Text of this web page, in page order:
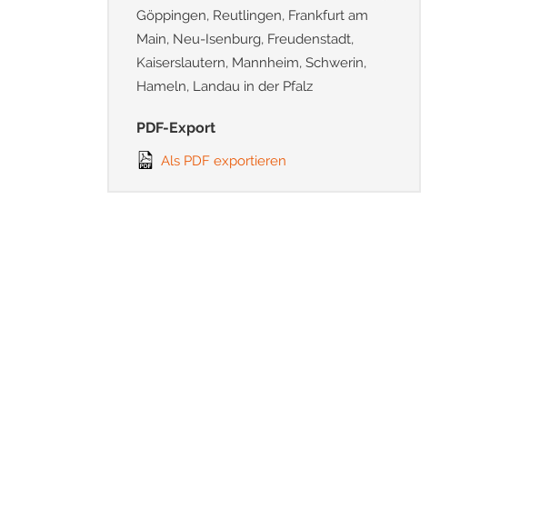
Göppingen, Reutlingen, Frankfurt am
Main, Neu-Isenburg, Freudenstadt,
Kaiserslautern, Mannheim, Schwerin,
Hameln, Landau in der Pfalz
PDF-Export
Als PDF exportieren